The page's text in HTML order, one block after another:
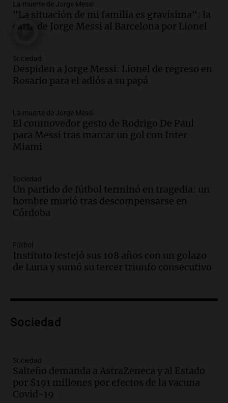
Audio.Tragedia en Mendoza: un muerto
y cinco heridos tras caer dos autos desde
un puente
Audio.Messi llegará esta noche a
Rosario para acompañar a su familia
Episodios
Audio.Ley de Propiedad Privada: el revés
en el Congreso expuso una debilidad
comunicacional del Gobierno
Episodios
Audio.Casabindo se prepara para una
celebración única: 30.000 turistas y el
tradicional Toreo de la Vincha
Audio.Borges, abogada de Pourrain:
"Tres hombres se lo llevaron para
hacerle preguntas y nunca regresó"
Episodios
metros del río Suquía y retiraron hasta
Episodios
Audio.La historia de la servilleta que
firmó Jorge Messi para el primer
contrato de Leo con Barcelona
La muerte de Jorge Messi
"La situación de mi familia es gravísima": la
carta de Jorge Messi al Barcelona por Lionel
Sociedad
Despiden a Jorge Messi: Lionel de regreso en
Rosario para el adiós a su papá
La muerte de Jorge Messi
El conmovedor gesto de Rodrigo De Paul
para Messi tras marcar un gol con Inter
Miami
Sociedad
Un partido de fútbol terminó en tragedia: un
hombre murió tras descompensarse en
Córdoba
Fútbol
Instituto festejó sus 108 años con un golazo
de Luna y sumó su tercer triunfo consecutivo
Sociedad
Sociedad
Salteño demanda a AstraZeneca y al Estado
por $191 millones por efectos de la vacuna
Covid-19